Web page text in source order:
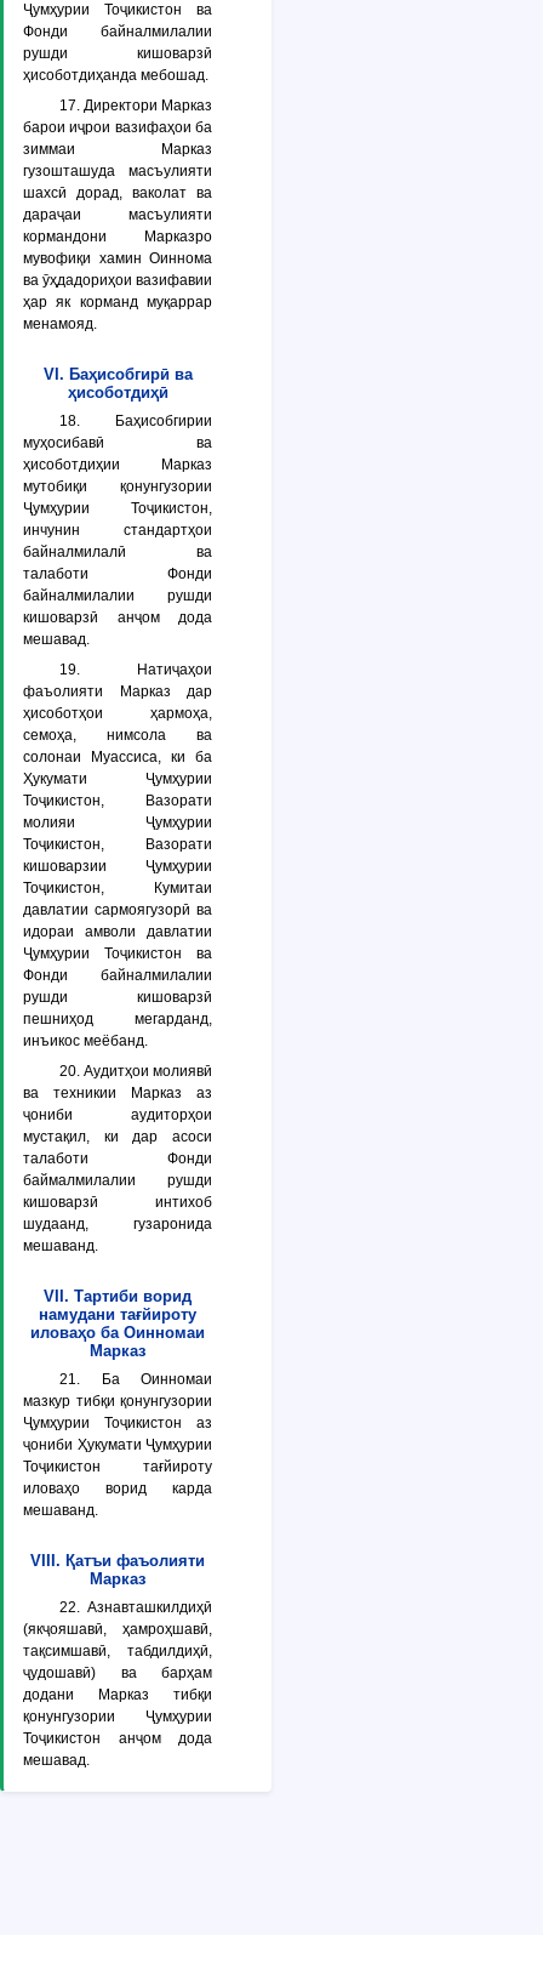
Ҷумҳурии Тоҷикистон ва
Фонди байналмилалии
рушди кишоварзӣ
ҳисоботдиҳанда мебошад.
17. Директори Марказ
барои иҷрои вазифаҳои ба
зиммаи Марказ
гузошташуда масъулияти
шахсӣ дорад, ваколат ва
дараҷаи масъулияти
кормандони Марказро
мувофиқи хамин Оиннома
ва ӯҳдадориҳои вазифавии
ҳар як корманд муқаррар
менамояд.
VI. Баҳисобгирӣ ва
ҳисоботдиҳӣ
18. Баҳисобгирии
муҳосибавӣ ва
ҳисоботдиҳии Марказ
мутобиқи қонунгузории
Ҷумҳурии Тоҷикистон,
инчунин стандартҳои
байналмилалӣ ва
талаботи Фонди
байналмилалии рушди
кишоварзӣ анҷом дода
мешавад.
19. Натиҷаҳои
фаъолияти Марказ дар
ҳисоботҳои ҳармоҳа,
семоҳа, нимсола ва
солонаи Муассиса, ки ба
Ҳукумати Ҷумҳурии
Тоҷикистон, Вазорати
молияи Ҷумҳурии
Тоҷикистон, Вазорати
кишоварзии Ҷумҳурии
Тоҷикистон, Кумитаи
давлатии сармоягузорӣ ва
идораи амволи давлатии
Ҷумҳурии Тоҷикистон ва
Фонди байналмилалии
рушди кишоварзӣ
пешниҳод мегарданд,
инъикос меёбанд.
20. Аудитҳои молиявӣ
ва техникии Марказ аз
ҷониби аудиторҳои
мустақил, ки дар асоси
талаботи Фонди
баймалмилалии рушди
кишоварзӣ интихоб
шудаанд, гузаронида
мешаванд.
VII. Тартиби ворид
намудани тағйироту
иловаҳо ба Оинномаи
Марказ
21. Ба Оинномаи
мазкур тибқи қонунгузории
Ҷумҳурии Тоҷикистон аз
ҷониби Ҳукумати Ҷумҳурии
Тоҷикистон тағйироту
иловаҳо ворид карда
мешаванд.
VIII. Қатъи фаъолияти
Марказ
22. Азнавташкилдиҳӣ
(якҷояшавӣ, ҳамроҳшавӣ,
тақсимшавӣ, табдилдиҳӣ,
ҷудошавӣ) ва барҳам
додани Марказ тибқи
қонунгузории Ҷумҳурии
Тоҷикистон анҷом дода
мешавад.